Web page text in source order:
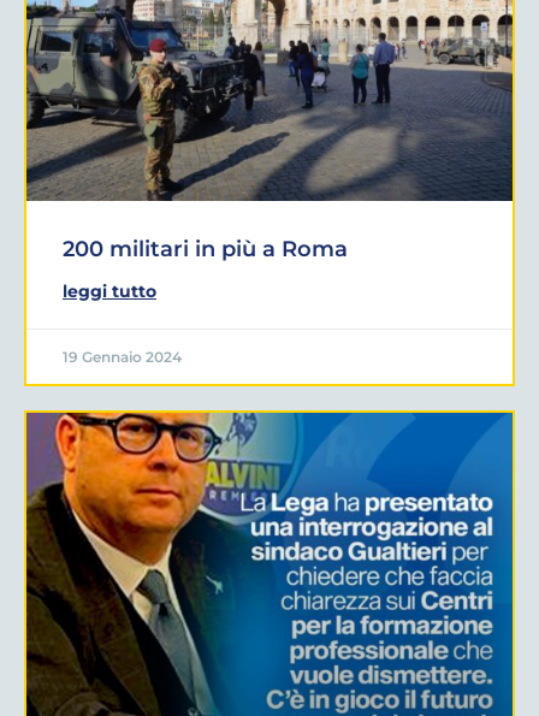
200 militari in più a Roma
leggi tutto
19 Gennaio 2024